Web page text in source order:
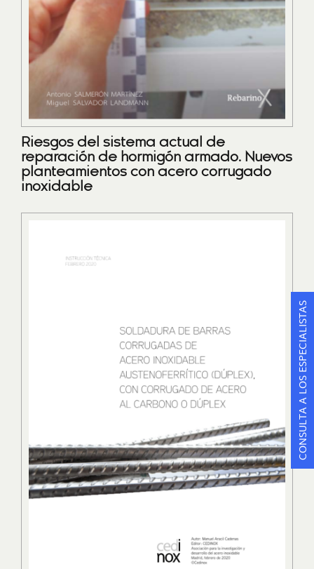
Riesgos del sistema actual de
reparación de hormigón armado. Nuevos
planteamientos con acero corrugado
inoxidable
CONSULTA A LOS ESPECIALISTAS